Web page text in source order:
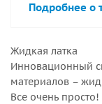
Подробнее о
Жидкая латка
Инновационный
материалов –
Все очень просто!